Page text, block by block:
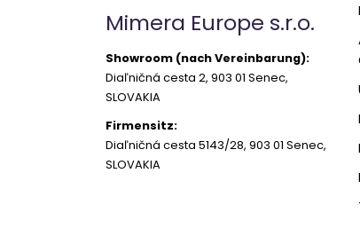
Mimera Europe s.r.o.
Showroom (nach Vereinbarung):
Diaľničná cesta 2, 903 01 Senec,
SLOVAKIA
Firmensitz:
Diaľničná cesta 5143/28, 903 01 Senec,
SLOVAKIA